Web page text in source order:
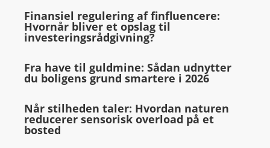
Finansiel regulering af finfluencere:
Hvornår bliver et opslag til
investeringsrådgivning?
Fra have til guldmine: Sådan udnytter
du boligens grund smartere i 2026
Når stilheden taler: Hvordan naturen
reducerer sensorisk overload på et
bosted